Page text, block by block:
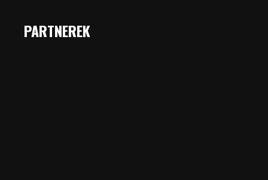
PARTNEREK